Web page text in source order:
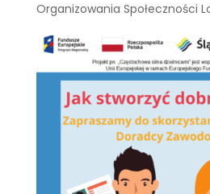
Organizowania Społeczności